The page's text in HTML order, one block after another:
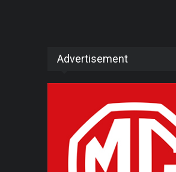
Advertisement